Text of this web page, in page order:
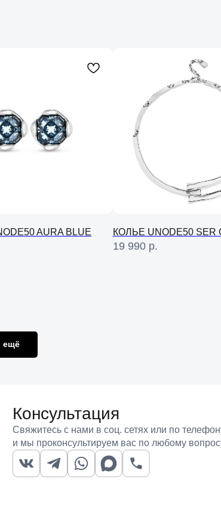
AURA BLUE КОЛЬЕ UNODE50 SER
19 990 р.
ещё
Консультация
Свяжитесь с нами в соц. сетях или по
и мы проконсультируем вас по любому